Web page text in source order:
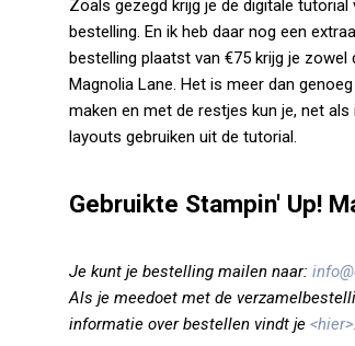
Zoals gezegd krijg je de digitale
bestelling. En ik heb daar nog een
bestelling plaatst van €75 krijg je
Magnolia Lane. Het is meer dan
maken en met de restjes kun je, net
layouts gebruiken uit de tutorial.
Gebruikte Stampin' Up!
Je kunt je bestelling mailen naar:
Als je meedoet met de
informatie over bestellen vindt je <hier>.